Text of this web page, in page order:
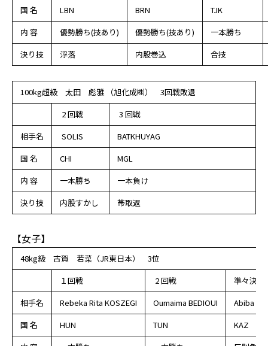
国 名
LBN BRN
TJK
内 容
優勢勝ち(技あり) 優勢勝ち(技あり)
一本勝ち
決り技
浮落 内股巻込 合技
100kg超級 太田 彪雅 （旭化成㈱） 3回戦敗退
2 回戦
3 回戦
相手名
SOLIS
BATKHUYAG
国 名
CHI
MGL
内 容
一本勝ち
一本負け
決り技
内股すかし 帯取返
【女子】
48kg級 古賀 若菜（JR東日本） 3位
１回戦
2 回戦
準々決勝
相手名
Rebeka Rita KOSZEGI Oumaima BEDIOUI
Abiba
国 名
HUN TUN
KAZ